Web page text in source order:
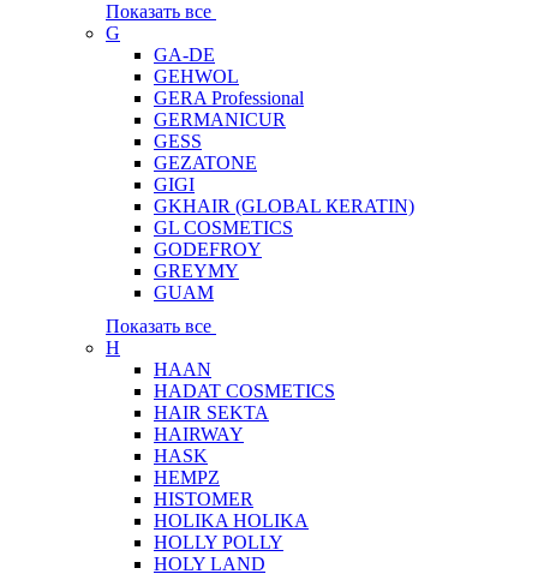
Показать все
G
GA-DE
GEHWOL
GERA Professional
GERMANICUR
GESS
GEZATONE
GIGI
GKHAIR (GLOBAL КЕRATIN)
GL COSMETICS
GODEFROY
GREYMY
GUAM
Показать все
H
HAAN
HADAT COSMETICS
HAIR SEKTA
HAIRWAY
HASK
HEMPZ
HISTOMER
HOLIKA HOLIKA
HOLLY POLLY
HOLY LAND